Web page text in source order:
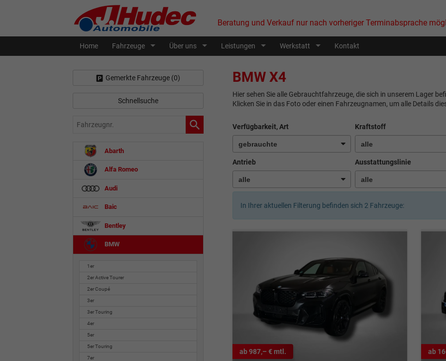
Beratung und Verkauf nur nach vorheriger Terminabsprache
Home Fahrzeuge Über uns Leistungen Werkstatt Kontakt
BMW X4
Hier sehen Sie alle Gebrauchtfahrzeuge, die sich in unserem Lager
Klicken Sie in das Foto oder einen Fahrzeugnamen, um alle Details
Verfügbarkeit, Art Kraftstoff
Antrieb Ausstattungslinie
In Ihrer aktuellen Filterung befinden sich 2 Fahrzeuge:
ab 987,– € mtl. ab
Gemerkte Fahrzeuge (0)
Schnellsuche
Fahrzeugnr.
Abarth
Alfa Romeo
Audi
Baic
Bentley
BMW
1er
2er Active Tourer
2er Coupé
3er
3er Touring
4er
5er
5er Touring
7er